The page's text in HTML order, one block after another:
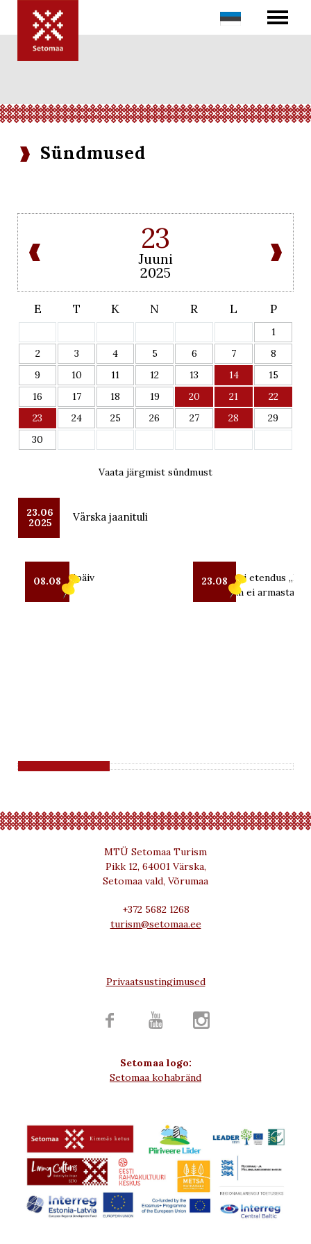
Sündmused
23
Juuni
2025
E T K N R L P
1
2
3 4 5 6 7
8
9
10 11 12 13 14
15
16
17 18 19 20 21
22
23
24 25 26 27 28
29
30
Vaata järgmist sündmust
23.06
2025
Värska jaanituli
08.08
Seto Kostipäiv 23.08
OUT teatri etendus „Kui
mind enam ei armasta“
MTÜ Setomaa Turism
Pikk 12, 64001 Värska,
Setomaa vald, Võrumaa
+372 5682 1268
turism@setomaa.ee
Privaatsustingimused
  
Setomaa logo:
Setomaa kohabränd